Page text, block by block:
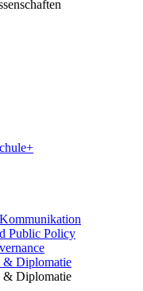
Public Policy
& Diplomatie
& Diplomatie